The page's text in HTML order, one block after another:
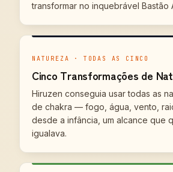
transformar no inquebrável Bastão
NATUREZA · TODAS AS CINCO
Cinco Transformações de
Hiruzen conseguia usar todas as
de chakra — fogo, água, vento,
desde a infância, um alcance que
igualava.